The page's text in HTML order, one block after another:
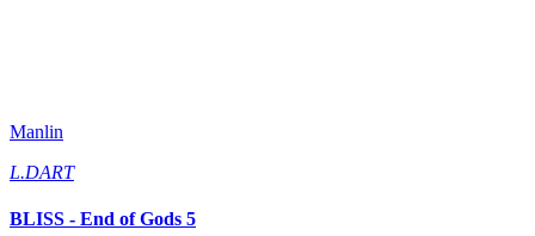
Manlin
L.DART
BLISS - End of Gods 5